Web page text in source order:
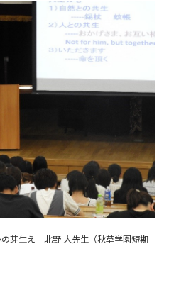
芽生え」北野 大先生（秋草学園短期